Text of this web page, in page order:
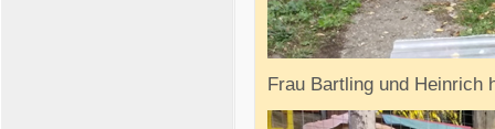
Frau Bartling und Heinrich